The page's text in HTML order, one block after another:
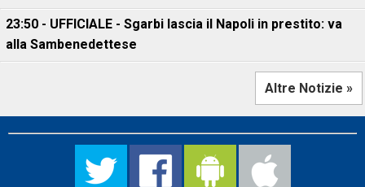
23:50 - UFFICIALE - Sgarbi lascia il Napoli in prestito: va
alla Sambenedettese
Altre Notizie »